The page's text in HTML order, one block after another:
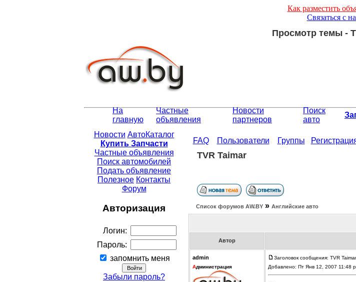
Как разместить
Связаться с
Просмотр темы -
На
главную
Частные
объявления
Новости
партнеров
Поиск
авто
Новости АвтоКаталог
Купить Запчасти
Частные объявления
Поиск автомобилей
Подать объявление
Полезное Контакты
Форум
Авторизация
Логин:
Пароль:
запомнить меня
Забыли пароль?
FAQ Пользователи Группы
TVR Taimar
Список форумов АW.BY» Английские авто
Автор
admin
Администрация
Заголовок сообщения: TVR Taimar
Добавлено: Пт Янв 12, 2007 11:48